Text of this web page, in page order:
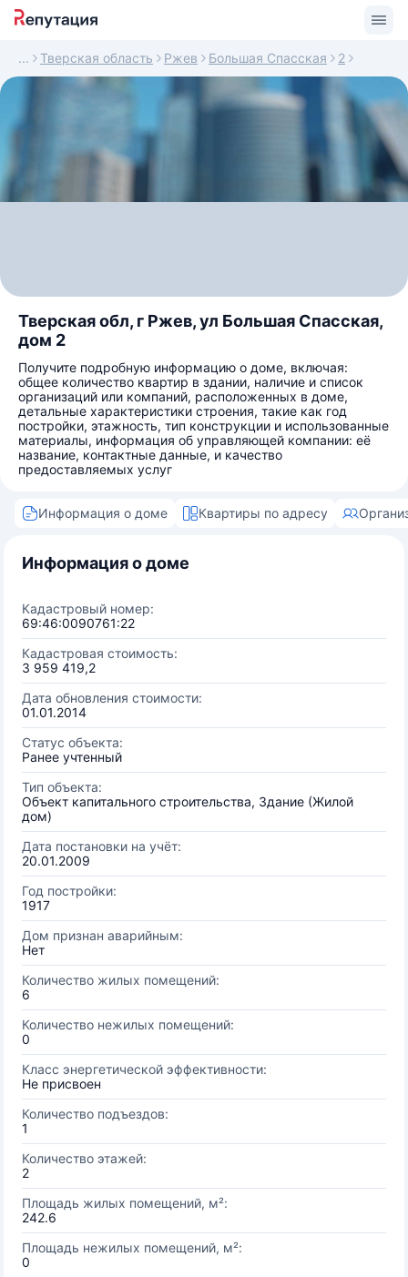
Тверская область Ржев Большая Спасская 2
Тверская обл, г Ржев, ул Большая Спасская,
дом 2
Получите подробную информацию о доме, включая:
общее количество квартир в здании, наличие и список
организаций или компаний, расположенных в доме,
детальные характеристики строения, такие как год
постройки, этажность, тип конструкции и использованные
материалы, информация об управляющей компании: её
название, контактные данные, и качество
предоставляемых услуг
Информация о доме Квартиры по адресу
Информация о доме
Кадастровый номер:
69:46:0090761:22
Кадастровая стоимость:
3 959 419,2
Дата обновления стоимости:
01.01.2014
Статус объекта:
Ранее учтенный
Тип объекта:
Объект капитального строительства, Здание (Жилой
дом)
Дата постановки на учёт:
20.01.2009
Год постройки:
1917
Дом признан аварийным:
Нет
Количество жилых помещений:
6
Количество нежилых помещений:
0
Класс энергетической эффективности:
Не присвоен
Количество подъездов:
1
Количество этажей:
2
Площадь жилых помещений, м²:
242.6
Площадь нежилых помещений, м²:
0